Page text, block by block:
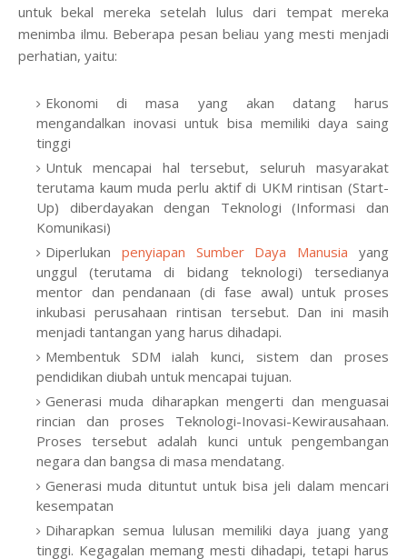
untuk bekal mereka setelah lulus dari tempat mereka
menimba ilmu. Beberapa pesan beliau yang mesti menjadi
perhatian, yaitu:
Ekonomi di masa yang akan datang harus
mengandalkan inovasi untuk bisa memiliki daya saing
tinggi
Untuk mencapai hal tersebut, seluruh masyarakat
terutama kaum muda perlu aktif di UKM rintisan (Start-
Up) diberdayakan dengan Teknologi (Informasi dan
Komunikasi)
Diperlukan penyiapan Sumber Daya Manusia yang
unggul (terutama di bidang teknologi) tersedianya
mentor dan pendanaan (di fase awal) untuk proses
inkubasi perusahaan rintisan tersebut. Dan ini masih
menjadi tantangan yang harus dihadapi.
Membentuk SDM ialah kunci, sistem dan proses
pendidikan diubah untuk mencapai tujuan.
Generasi muda diharapkan mengerti dan menguasai
rincian dan proses Teknologi-Inovasi-Kewirausahaan.
Proses tersebut adalah kunci untuk pengembangan
negara dan bangsa di masa mendatang.
Generasi muda dituntut untuk bisa jeli dalam mencari
kesempatan
Diharapkan semua lulusan memiliki daya juang yang
tinggi. Kegagalan memang mesti dihadapi, tetapi harus